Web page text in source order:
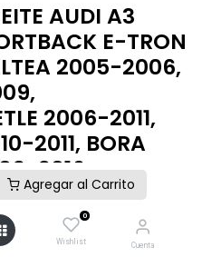
Agregar al Carrito
0
Wishlist Cuenta
AUDI A3
E-TRON
2005-2006,
2006-2011,
2011, BORA
2016